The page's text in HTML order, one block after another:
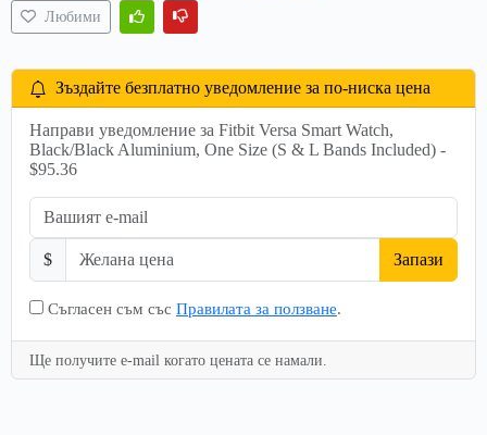
Любими
Зъздайте безплатно уведомление за по-ниска цена
Направи уведомление за Fitbit Versa Smart Watch,
Black/Black Aluminium, One Size (S & L Bands Included) -
$95.36
$ Запази
Съгласен съм със Правилата за ползване.
Ще получите e-mail когато цената се намали.